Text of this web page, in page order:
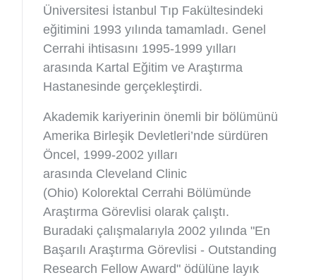
Üniversitesi İstanbul Tıp Fakültesindeki
eğitimini 1993 yılında tamamladı. Genel
Cerrahi ihtisasını 1995-1999 yılları
arasında Kartal Eğitim ve Araştırma
Hastanesinde gerçekleştirdi.
Akademik kariyerinin önemli bir bölümünü
Amerika Birleşik Devletleri’nde sürdüren
Öncel, 1999-2002 yılları
arasında Cleveland Clinic
(Ohio) Kolorektal Cerrahi Bölümünde
Araştırma Görevlisi olarak çalıştı.
Buradaki çalışmalarıyla 2002 yılında "En
Başarılı Araştırma Görevlisi - Outstanding
Research Fellow Award" ödülüne layık